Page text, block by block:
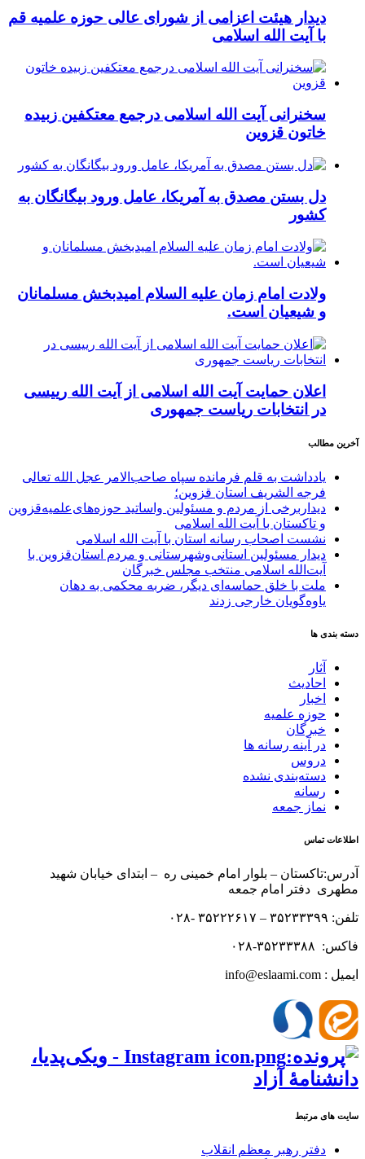
دیدار هیئت اعزامی از شورای عالی حوزه علمیه قم
با آیت الله اسلامی
سخنرانی آیت الله اسلامی درجمع معتکفین زبیده
خاتون قزوین
دل بستن مصدق به آمریکا، عامل ورود بیگانگان به
کشور
ولادت امام زمان علیه السلام امیدبخش مسلمانان
و شیعیان است.
اعلان حمایت آیت الله اسلامی از آیت الله رییسی
در انتخابات ریاست جمهوری
آخرین مطالب
یادداشت به قلم فرمانده سپاه صاحب‌الامر عجل الله تعالی
فرجه الشریف استان قزوین؛
دیداربرخی از مردم و مسئولین واساتید حوزه‌های‌علمیه‌قزوین
و تاکستان با آیت الله اسلامی
نشست اصحاب رسانه استان با آیت الله اسلامی
دیدار مسئولین استانی‌وشهرستانی و مردم‌ استان‌قزوین با
آیت‌الله‌ اسلامی منتخب مجلس‌ خبرگان
ملت با خلق حماسه‌ای دیگر، ضربه محکمی به دهان
یاوه‌گویان خارجی زدند
دسته بندی ها
آثار
احادیث
اخبار
حوزه علمیه
خبرگان
در آینه رسانه ها
دروس
دسته‌بندی نشده
رسانه
نماز جمعه
اطلاعات تماس
آدرس:تاکستان – بلوار امام خمینی ره – ابتدای خیابان شهید
مطهری دفتر امام جمعه
تلفن: ۳۵۲۳۳۳۹۹ – ۳۵۲۲۲۶۱۷ -۰۲۸
فاکس: ۳۵۲۳۳۳۸۸-۰۲۸
ایمیل : info@eslaami.com
سایت های مرتبط
دفتر رهبر معظم انقلاب